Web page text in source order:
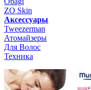
ZO Skin
Aксессуары
Tweezerman
Атомайзеры
Для Волос
Техника